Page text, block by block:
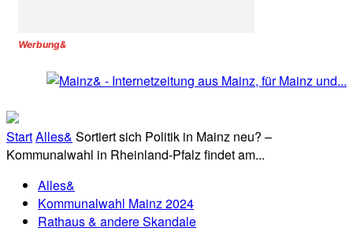
Werbung&
StartAlles& Sortiert sich Politik in Mainz neu? –
Kommunalwahl in Rheinland-Pfalz findet am...
Alles&
Kommunalwahl Mainz 2024
Rathaus & andere Skandale